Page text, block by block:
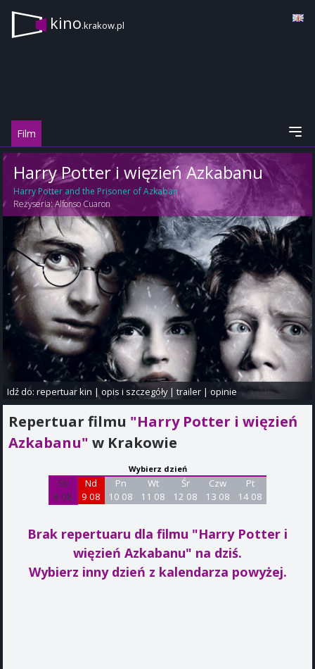
kino.krakow.pl
Film
Harry Potter i więzień Azkabanu
Harry Potter and the Prisoner of Azkaban
Reżyseria:Alfonso Cuaron
Idź do:repertuar kin |opis i szczegóły|trailer |opinie
Repertuar filmu "Harry Potter i więzień
Azkabanu" w Krakowie
Wybierz dzień
Sb
8 08
Nd
9 08
Pn
10 08
Wt
11 08
Śr
12 08
Czw
13 08
Pt
14 08
Brak repertuaru dla filmu "Harry Potter i
więzień Azkabanu" na dziś.
Wybierz inny dzień z kalendarza powyżej.